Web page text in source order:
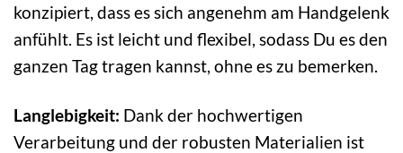
konzipiert, dass es sich angenehm am Handgelenk
anfühlt. Es ist leicht und flexibel, sodass Du es den
ganzen Tag tragen kannst, ohne es zu bemerken.
Langlebigkeit: Dank der hochwertigen
Verarbeitung und der robusten Materialien ist